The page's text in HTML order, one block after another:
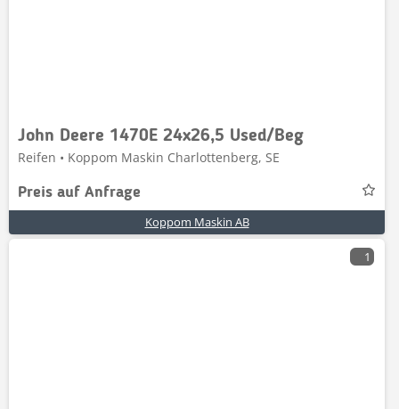
John Deere 1470E 24x26,5 Used/Beg
Reifen • Koppom Maskin Charlottenberg, SE
Preis auf Anfrage
Koppom Maskin AB
1